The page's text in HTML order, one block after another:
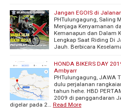
Jangan EGOIS di
PHTulungagung, Saling
Menjaga Kenyamanan
Kemanapun dan Dalam
Lengkap Saat Riding Di
Jauh. Berbicara
HONDA BIKERS DAY
Ambyarr
PHTulungagung, JAWA
dulu perjalanan
tahun hehe. HBD
2009 di panggandaran
digelar pada 2… Read More